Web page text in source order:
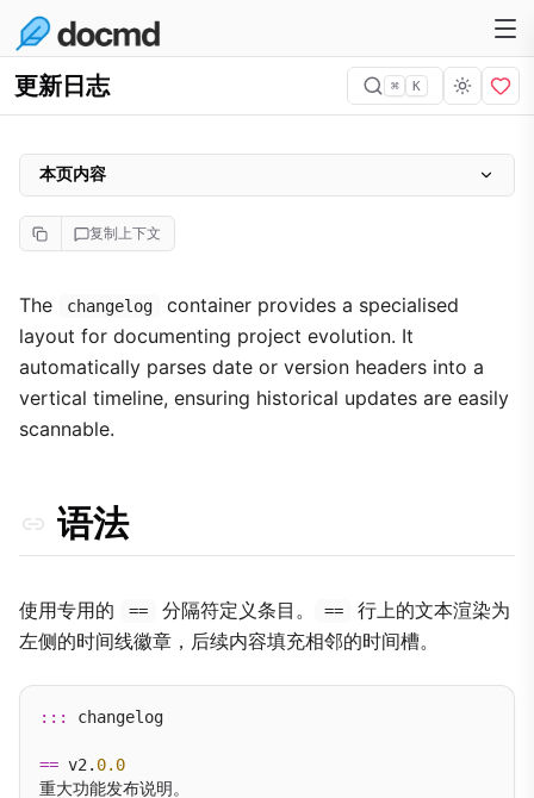
更新日志 ⌘ K
复制上下文
The changelog
container provides a specialised
layout for documenting project evolution. It
automatically parses date or version headers into a
vertical timeline, ensuring historical updates are easily
scannable.
语法
使用专用的 == 分隔符定义条目。 ==
行上的文本渲染为
左侧的时间线徽章，后续内容填充相邻的时间槽。
::: changelog
== v2. 0.0
重大功能发布说明。
本页内容
语法
详细示例：发布历史
重大系统重构
安全补丁